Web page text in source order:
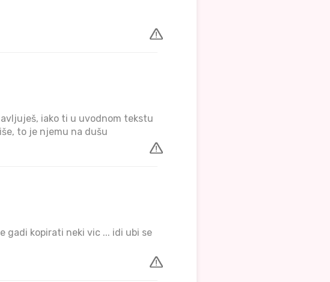
iako ti u uvodnom tekstu
to je njemu na dušu
gadi kopirati neki vic ... idi ubi se